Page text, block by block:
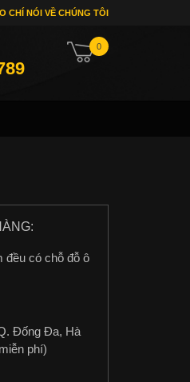
CHÍ NÓI VỀ CHÚNG TÔI
0
đều có chỗ đỗ ô
Đống Đa, Hà
phí)